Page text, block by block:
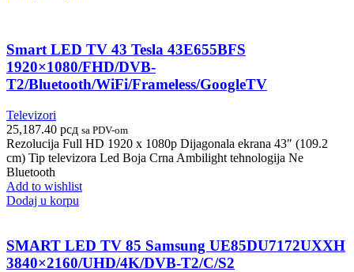
Smart LED TV 43 Tesla 43E655BFS
1920×1080/FHD/DVB-
T2/Bluetooth/WiFi/Frameless/GoogleTV
Televizori
25,187.40 рсд sa PDV-om
Rezolucija Full HD 1920 x 1080p Dijagonala ekrana 43″ (109.2
cm) Tip televizora Led Boja Crna Ambilight tehnologija Ne
Bluetooth
Add to wishlist
Dodaj u korpu
SMART LED TV 85 Samsung UE85DU7172UXXH
3840×2160/UHD/4K/DVB-T2/C/S2